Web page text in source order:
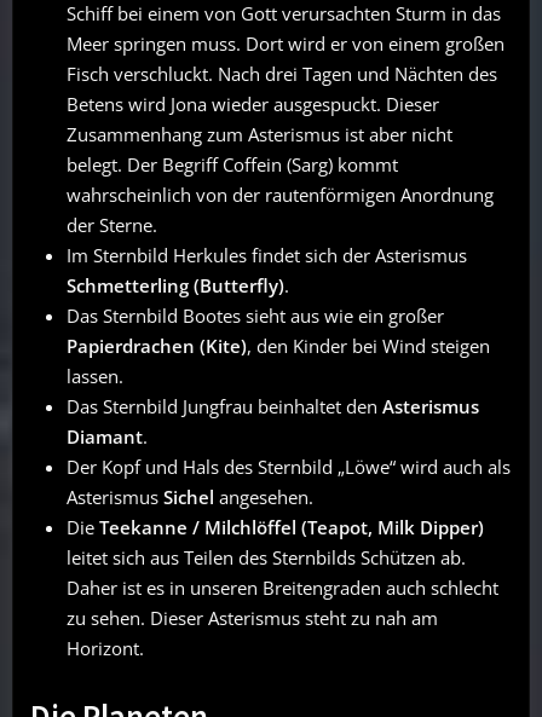
Schiff bei einem von Gott verursachten Sturm in das
Meer springen muss. Dort wird er von einem großen
Fisch verschluckt. Nach drei Tagen und Nächten des
Betens wird Jona wieder ausgespuckt. Dieser
Zusammenhang zum Asterismus ist aber nicht
belegt. Der Begriff Coffein (Sarg) kommt
wahrscheinlich von der rautenförmigen Anordnung
der Sterne.
Im Sternbild Herkules findet sich der Asterismus
Schmetterling (Butterfly).
Das Sternbild Bootes sieht aus wie ein großer
Papierdrachen (Kite), den Kinder bei Wind steigen
lassen.
Das Sternbild Jungfrau beinhaltet den Asterismus
Diamant.
Der Kopf und Hals des Sternbild „Löwe“ wird auch als
Asterismus Sichel angesehen.
Die Teekanne / Milchlöffel (Teapot, Milk Dipper)
leitet sich aus Teilen des Sternbilds Schützen ab.
Daher ist es in unseren Breitengraden auch schlecht
zu sehen. Dieser Asterismus steht zu nah am
Horizont.